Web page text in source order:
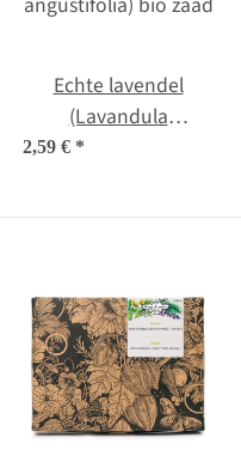
Echte lavendel
(Lavandula
angustifolia) bio zaad
2,59 € *